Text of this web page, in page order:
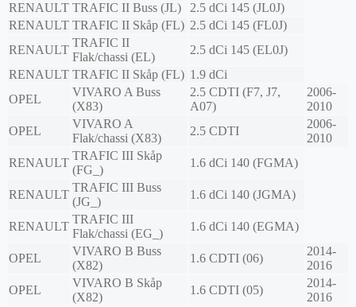
RENAULT TRAFIC II Buss (JL)
2.5 dCi 145 (JL0J)
RENAULT TRAFIC II Skåp (FL) 2.5 dCi 145 (FL0J)
RENAULT
TRAFIC II
Flak/chassi (EL)
2.5 dCi 145 (EL0J)
RENAULT TRAFIC II Skåp (FL) 1.9 dCi
OPEL
VIVARO A Buss
(X83)
2.5 CDTI (F7, J7,
A07)
2006-
2010
OPEL
VIVARO A
Flak/chassi (X83)
2.5 CDTI
2006-
2010
RENAULT
TRAFIC III Skåp
(FG_)
1.6 dCi 140 (FGMA)
RENAULT
TRAFIC III Buss
(JG_)
1.6 dCi 140 (JGMA)
RENAULT
TRAFIC III
Flak/chassi (EG_)
1.6 dCi 140 (EGMA)
OPEL
VIVARO B Buss
(X82)
1.6 CDTI (06)
2014-
2016
OPEL
VIVARO B Skåp
(X82)
1.6 CDTI (05)
2014-
2016